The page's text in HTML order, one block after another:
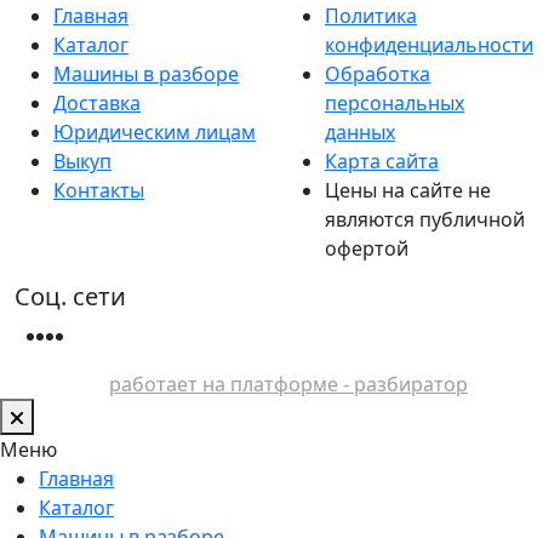
Главная
Каталог
Машины в разборе
Доставка
Юридическим лицам
Выкуп
Контакты
Политика
конфиденциальности
Обработка
персональных
данных
Карта сайта
Цены на сайте не
являются публичной
офертой
Соц. сети
работает на платформе - разбиратор
Меню
Главная
Каталог